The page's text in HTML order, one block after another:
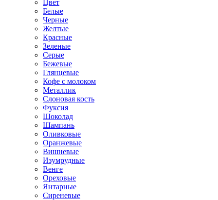
Цвет
Белые
Черные
Желтые
Красные
Зеленые
Серые
Бежевые
Глянцевые
Кофе с молоком
Металлик
Слоновая кость
Фуксия
Шоколад
Шампань
Оливковые
Оранжевые
Вишневые
Изумрудные
Венге
Ореховые
Янтарные
Сиреневые